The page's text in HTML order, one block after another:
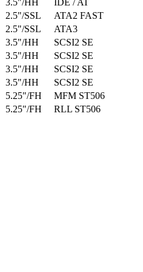
3.5"/HH
IDE / AT
2.5"/SSL
ATA2 FAST
2.5"/SSL
ATA3
3.5"/HH
SCSI2 SE
3.5"/HH
SCSI2 SE
3.5"/HH
SCSI2 SE
3.5"/HH
SCSI2 SE
5.25"/FH
MFM ST506
5.25"/FH RLL ST506